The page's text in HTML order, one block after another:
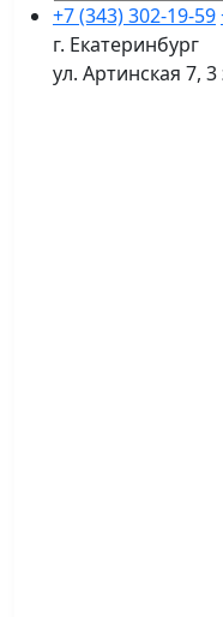
+7 (343) 302-19-59
г. Екатеринбург
ул. Артинская 7,